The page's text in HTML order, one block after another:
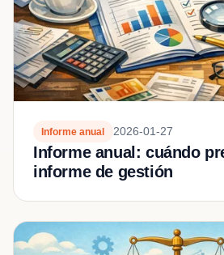
Informe anual 2026-01-27
Informe anual: cuándo
informe de gestión